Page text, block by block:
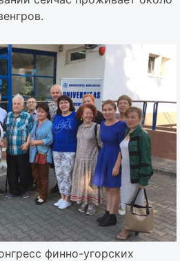
финно-угорских